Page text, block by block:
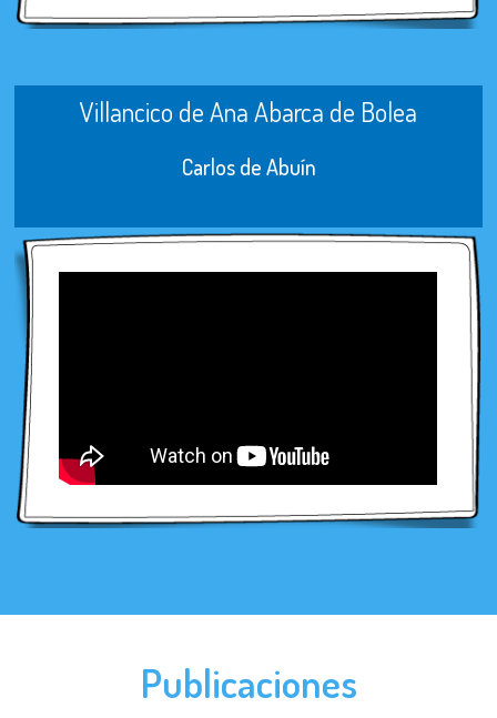
Villancico de Ana Abarca de Bolea
Carlos de Abuín
Publicaciones